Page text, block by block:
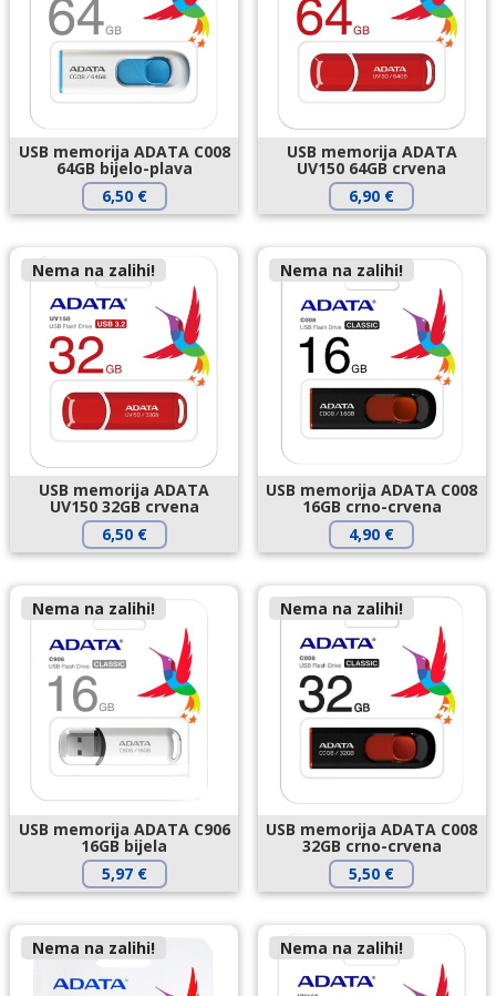
USB memorija ADATA C008
64GB bijelo-plava
6,50 €
USB memorija ADATA
UV150 64GB crvena
6,90 €
Nema na zalihi!
USB memorija ADATA
UV150 32GB crvena
6,50 €
Nema na zalihi!
USB memorija ADATA C008
16GB crno-crvena
4,90 €
Nema na zalihi!
USB memorija ADATA C906
16GB bijela
5,97 €
Nema na zalihi!
USB memorija ADATA C008
32GB crno-crvena
5,50 €
Nema na zalihi! Nema na zalihi!